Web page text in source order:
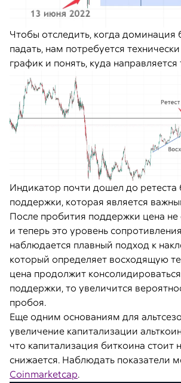
Чтобы отследить, когда доминация
падать, нам потребуется
график и понять, куда
Индикатор почти дошел до
поддержки, которая является
После пробития поддержки цена не
и теперь это уровень
наблюдается плавный подход к
который определяет восходящую
цена продолжит
поддержки, то увеличится
пробоя.
Еще одним основаниям для
увеличение капитализации
что капитализация биткоина стоит
снижается. Наблюдать показатели
Coinmarketcap.